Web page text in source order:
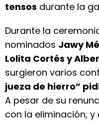
tensos durante la
Durante la
nominados Jawy
Lolita Cortés y
surgieron varios
jueza de hierro”
A pesar de su
con la eliminación, y